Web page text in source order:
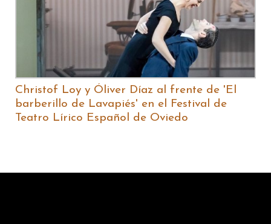
Christof Loy y Óliver Díaz al frente de 'El
barberillo de Lavapiés' en el Festival de
Teatro Lírico Español de Oviedo